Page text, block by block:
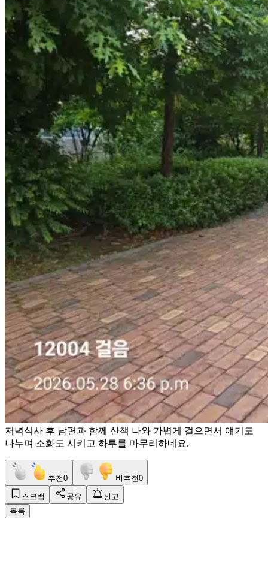
저녁식사 후 남편과 함께 산책 나와 가볍게 걸으면서 얘기도
나누며 소화도 시키고 하루를 마무리하네요.
추천0 비추천0
스크랩 공유
신고
목록